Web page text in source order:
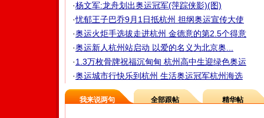
·杨文军:龙舟划出奥运冠军(萍踪侠影)(图)
·忧郁王子巴乔9月1日抵杭州 担纲奥运宣传大使
·奥运火炬手选拔走进杭州 金德意的第2.5个得意
·奥运新人杭州站启动 以爱的名义为北京奥...
·1.3万枚骨牌祝福沉甸甸 杭州高中生迎绿色奥运
·奥运城市行快乐到杭州 生活奥运冠军杭州海选
我来说两句 全部跟帖 精华帖